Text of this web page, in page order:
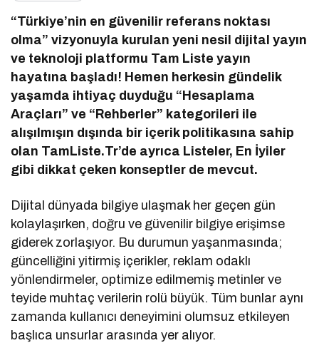
“Türkiye’nin en güvenilir referans noktası
olma” vizyonuyla kurulan yeni nesil dijital yayın
ve teknoloji platformu Tam Liste yayın
hayatına başladı! Hemen herkesin gündelik
yaşamda ihtiyaç duyduğu “Hesaplama
Araçları” ve “Rehberler” kategorileri ile
alışılmışın dışında bir içerik politikasına sahip
olan TamListe.Tr’de ayrıca Listeler, En İyiler
gibi dikkat çeken konseptler de mevcut.
Dijital dünyada bilgiye ulaşmak her geçen gün
kolaylaşırken, doğru ve güvenilir bilgiye erişimse
giderek zorlaşıyor. Bu durumun yaşanmasında;
güncelliğini yitirmiş içerikler, reklam odaklı
yönlendirmeler, optimize edilmemiş metinler ve
teyide muhtaç verilerin rolü büyük. Tüm bunlar aynı
zamanda kullanıcı deneyimini olumsuz etkileyen
başlıca unsurlar arasında yer alıyor.